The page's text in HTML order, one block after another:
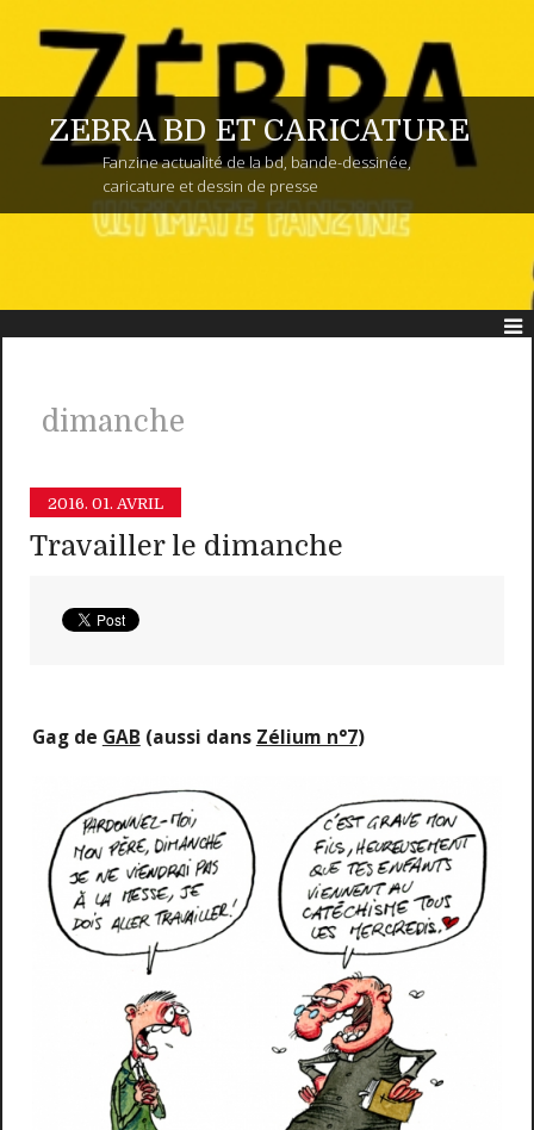
ZEBRA BD ET CARICATURE
Fanzine actualité de la bd, bande-dessinée,
caricature et dessin de presse
dimanche
2016. 01. AVRIL
Travailler le dimanche
Gag de GAB (aussi dans Zélium n°7)